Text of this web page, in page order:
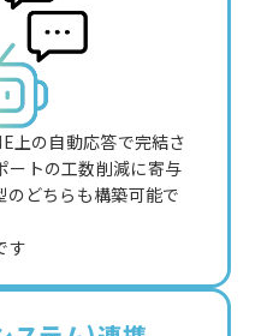
上の自動応答で完結さ
ートの工数削減に寄与
のどちらも構築可能で
す